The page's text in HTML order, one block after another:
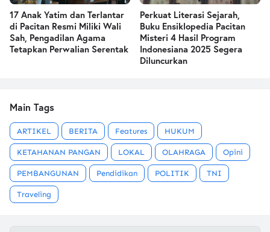
17 Anak Yatim dan Terlantar
di Pacitan Resmi Miliki Wali
Sah, Pengadilan Agama
Tetapkan Perwalian Serentak
Perkuat Literasi Sejarah,
Buku Ensiklopedia Pacitan
Misteri 4 Hasil Program
Indonesiana 2025 Segera
Diluncurkan
Main Tags
ARTIKEL BERITA Features HUKUM
KETAHANAN PANGAN LOKAL OLAHRAGA Opini
PEMBANGUNAN Pendidikan POLITIK TNI
Traveling